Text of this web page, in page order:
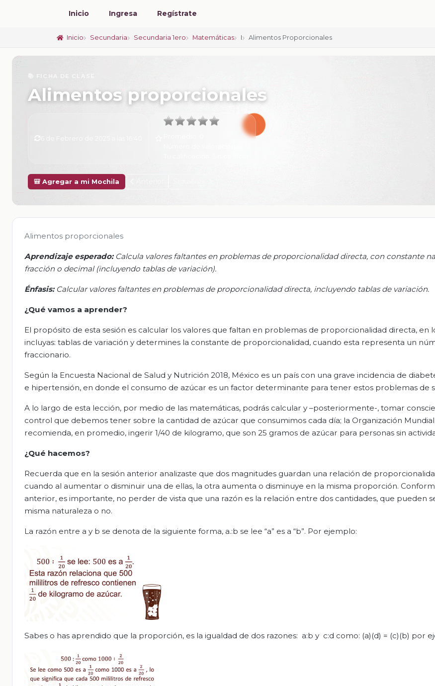
Inicio Ingresa Regístrate
Inicio Secundaria Secundaria 1ero Matemáticas I Alimentos Proporcionales
📚 FICHA DE CLASE
Alimentos proporcionales
🎒 Agregar a mi Mochila
Alimentos proporcionales
Aprendizaje esperado: Calcula valores faltantes en problemas de proporcionalidad directa, con constante
fracción o decimal (incluyendo tablas de variación).
Énfasis: Calcular valores faltantes en problemas de proporcionalidad directa, incluyendo tablas de variación.
¿Qué vamos a aprender?
El propósito de esta sesión es calcular los valores que faltan en problemas de proporcionalidad directa, en
incluyas: tablas de variación y determines la constante de proporcionalidad, cuando esta representa un
fraccionario.
Según la Encuesta Nacional de Salud y Nutrición 2018, México es un país con una grave incidencia de
e hipertensión, en donde el consumo de azúcar es un factor determinante para tener estos problemas de
A lo largo de esta lección, por medio de las matemáticas, podrás calcular y –posteriormente-, tomar
control que debemos tener sobre la cantidad de azúcar que consumimos cada día; la Organización
recomienda, en promedio, ingerir 1/40 de kilogramo, que son 25 gramos de azúcar para personas sin
¿Qué hacemos?
Recuerda que en la sesión anterior analizaste que dos magnitudes guardan una relación de
cuando al aumentar o disminuir una de ellas, la otra aumenta o disminuye en la misma proporción.
anterior, es importante, no perder de vista que una razón es la relación entre dos cantidades, que pueden
misma naturaleza o no.
La razón entre a y b se denota de la siguiente forma, a.:b se lee “a” es a “b”. Por ejemplo:
Sabes o has aprendido que la proporción, es la igualdad de dos razones: a:b y c:d como: (a)(d) = (c)(b) por